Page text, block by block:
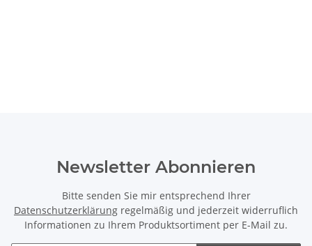
Newsletter Abonnieren
Bitte senden Sie mir entsprechend Ihrer
Datenschutzerklärung regelmäßig und jederzeit widerruflich
Informationen zu Ihrem Produktsortiment per E-Mail zu.